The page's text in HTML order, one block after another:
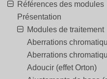
Références des modules
Présentation
Modules de traitement
Aberrations
Aberrations
Adoucir (effet Orton)